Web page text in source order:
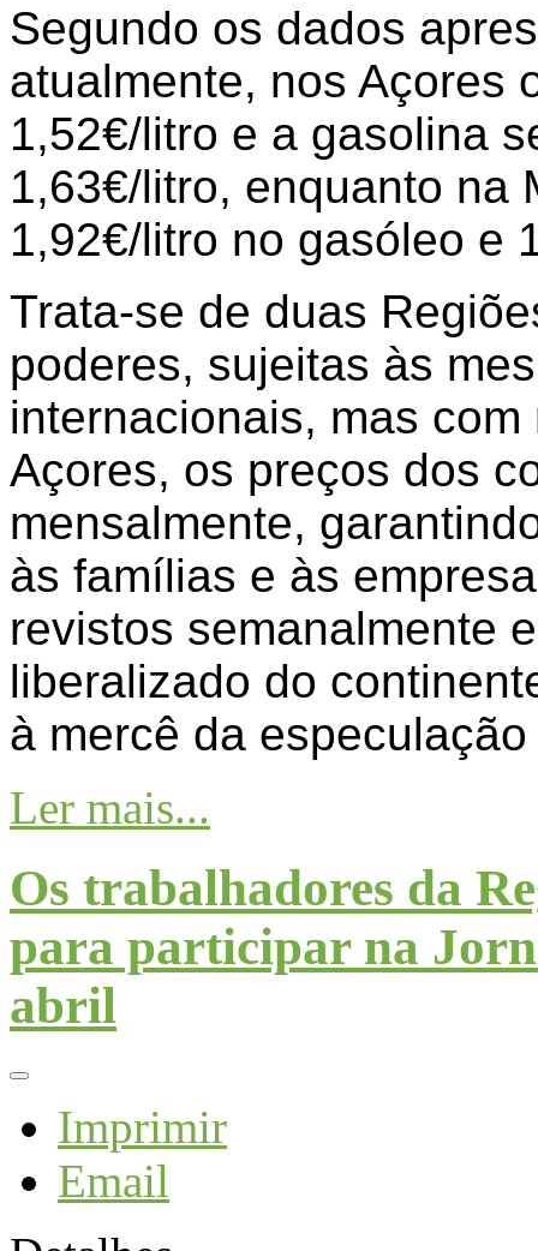
Segundo os dados
atualmente, nos Açores
1,52€/litro e a gasolina
1,63€/litro, enquanto na
1,92€/litro no gasóleo e
Trata-se de duas
poderes, sujeitas às
internacionais, mas
Açores, os preços dos
mensalmente,
às famílias e às
revistos semanalmente
liberalizado do
à mercê da
Ler mais...
Os trabalhadores da
para participar na
abril
Imprimir
Email